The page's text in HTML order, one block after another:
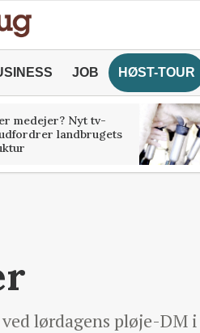
JOB HØST-TOUR
medejer? Nyt tv-
landbrugets
lørdagens pløje-DM